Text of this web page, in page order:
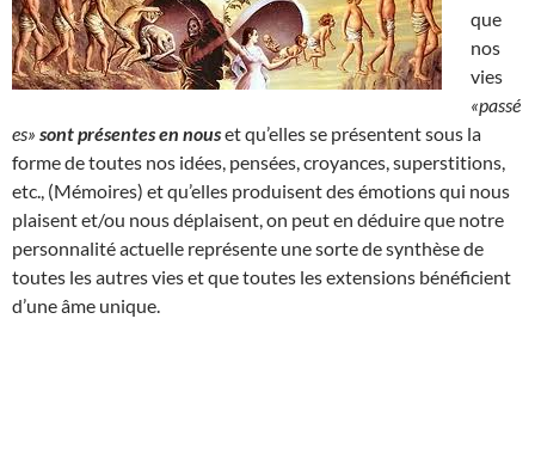
que
nos
vies
«passé
es» sont présentes en nouset qu’elles se présentent sous la
forme de toutes nos idées, pensées, croyances, superstitions,
etc., (Mémoires) et qu’elles produisent des émotions qui nous
plaisent et/ou nous déplaisent, on peut en déduire que notre
personnalité actuelle représente une sorte de synthèse de
toutes les autres vies et que toutes les extensions bénéficient
d’une âme unique.